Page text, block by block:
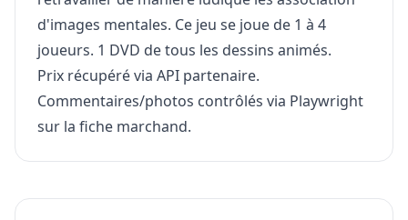
d'images mentales. Ce jeu se joue de 1 à 4
joueurs. 1 DVD de tous les dessins animés.
Prix récupéré via API partenaire.
Commentaires/photos contrôlés via Playwright
sur la fiche marchand.